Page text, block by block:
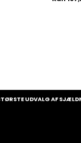
I alt
Køb for300
UDVALG AF SJÆLDNE